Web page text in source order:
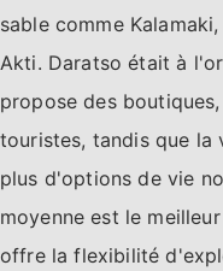
sable comme
Akti. Daratso était à
propose des
touristes, tandis que la
plus d'options de vie
moyenne est le
offre la flexibilité